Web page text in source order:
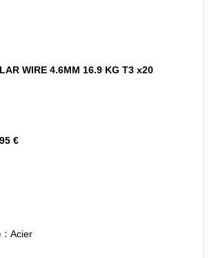
WIRE 4.6MM 16.9 KG T3 x20
€
Acier